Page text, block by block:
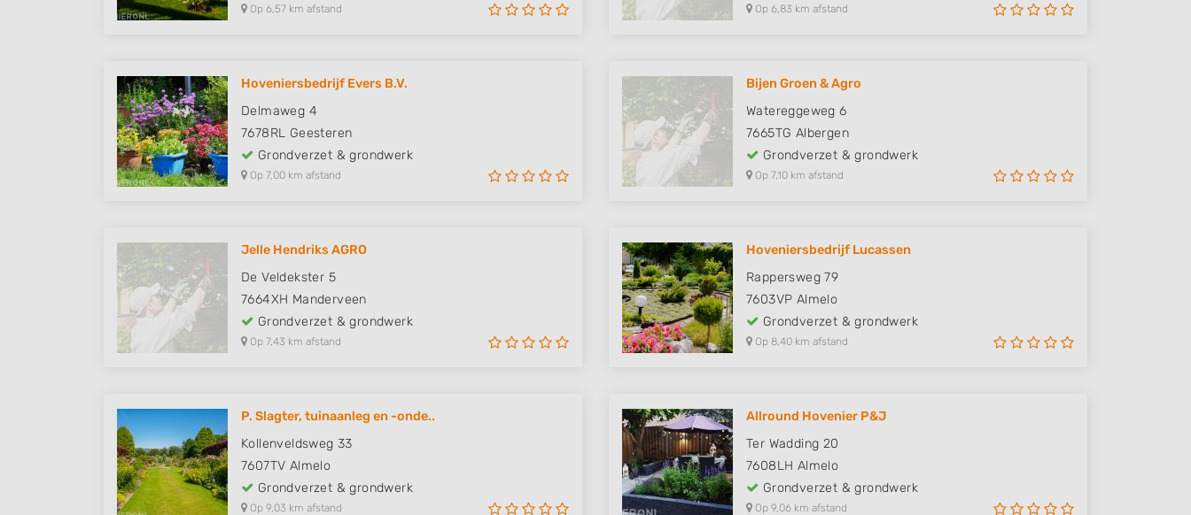
Op 6,57 km afstand Op 6,83 km afstand
Hoveniersbedrijf Evers B.V.
Delmaweg 4
7678RL Geesteren
Grondverzet & grondwerk
Op 7,00 km afstand
Bijen Groen & Agro
Watereggeweg 6
7665TG Albergen
Grondverzet & grondwerk
Op 7,10 km afstand
Jelle Hendriks AGRO
De Veldekster 5
7664XH Manderveen
Grondverzet & grondwerk
Op 7,43 km afstand
Hoveniersbedrijf Lucassen
Rappersweg 79
7603VP Almelo
Grondverzet & grondwerk
Op 8,40 km afstand
P. Slagter, tuinaanleg en -onde..
Kollenveldsweg 33
7607TV Almelo
Grondverzet & grondwerk
Op 9,03 km afstand
Allround Hovenier P&J
Ter Wadding 20
7608LH Almelo
Grondverzet & grondwerk
Op 9,06 km afstand